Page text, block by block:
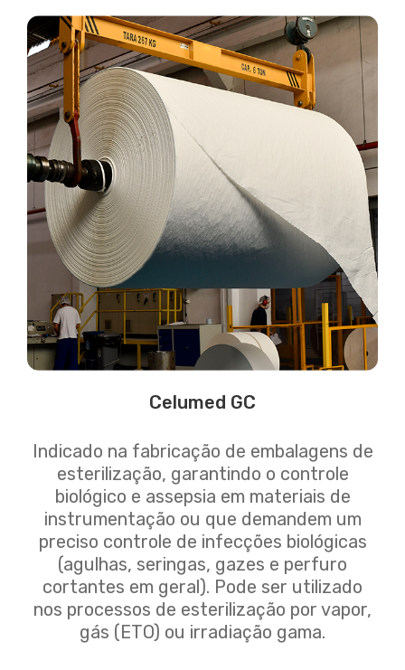
PTENES
Celumed GC
Indicado na fabricação de embalagens de
esterilização, garantindo o controle
biológico e assepsia em materiais de
instrumentação ou que demandem um
preciso controle de infecções biológicas
(agulhas, seringas, gazes e perfuro
cortantes em geral). Pode ser utilizado
nos processos de esterilização por vapor,
gás (ETO) ou irradiação gama.